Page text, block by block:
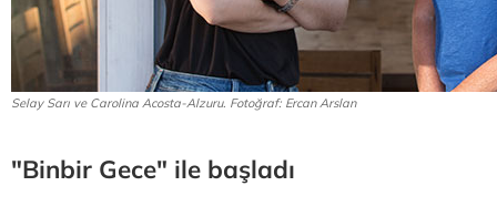
Selay Sarı ve Carolina Acosta-Alzuru. Fotoğraf: Ercan Arslan
"Binbir Gece" ile başladı